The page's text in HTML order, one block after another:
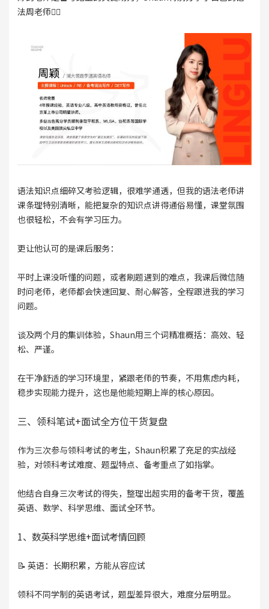
法周老师👇🏻
语法知识点细碎又考验逻辑，很难学通透，但我的语法老师讲
课条理特别清晰，能把复杂的知识点讲得通俗易懂，课堂氛围
也很轻松，不会有学习压力。
更让他认可的是课后服务：
平时上课没听懂的问题，或者刷题遇到的难点，我课后微信随
时问老师，老师都会快速回复、耐心解答，全程跟进我的学习
问题。
谈及两个月的集训体验，Shaun用三个词精准概括：高效、轻
松、严谨。
在干净舒适的学习环境里，紧跟老师的节奏，不用焦虑内耗，
稳步实现能力提升，这也是他能短期上岸的核心原因。
三、领科笔试+面试全方位干货复盘
作为三次参与领科考试的考生，Shaun积累了充足的实战经
验，对领科考试难度、题型特点、备考重点了如指掌。
他结合自身三次考试的得失，整理出超实用的备考干货，覆盖
英语、数学、科学思维、面试全环节。
1、数英科学思维+面试考情回顾
📝 英语：长期积累，方能从容应试
领科不同学制的英语考试，题型差异很大，难度分层明显。